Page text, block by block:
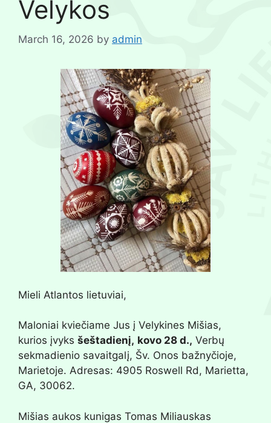
Velykos
March 16, 2026 by admin
Mieli Atlantos lietuviai,
Maloniai kviečiame Jus į Velykines Mišias,
kurios įvyks šeštadienį, kovo 28 d., Verbų
sekmadienio savaitgalį, Šv. Onos bažnyčioje,
Marietoje. Adresas: 4905 Roswell Rd, Marietta,
GA, 30062.
Mišias aukos kunigas Tomas Miliauskas